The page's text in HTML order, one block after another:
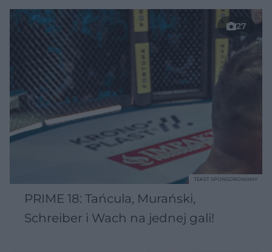
27
PRIME 18: Tańcula, Murański,
Schreiber i Wach na jednej gali!
TEKST SPONSOROWANY